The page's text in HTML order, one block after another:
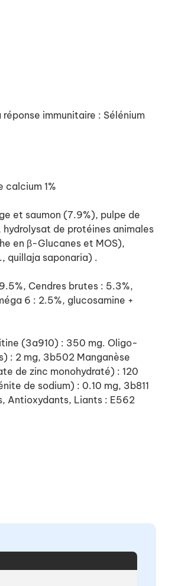
immunitaire : Sélénium
1%
et saumon (7.9%), pulpe de
de protéines animales
en β-Glucanes et MOS),
quillaja saponaria) .
Cendres brutes : 5.3%,
6 : 2.5%, glucosamine +
(3a910) : 350 mg. Oligo-
: 2 mg, 3b502 Manganèse
de zinc monohydraté) : 120
de sodium) : 0.10 mg, 3b811
Antioxydants, Liants : E562